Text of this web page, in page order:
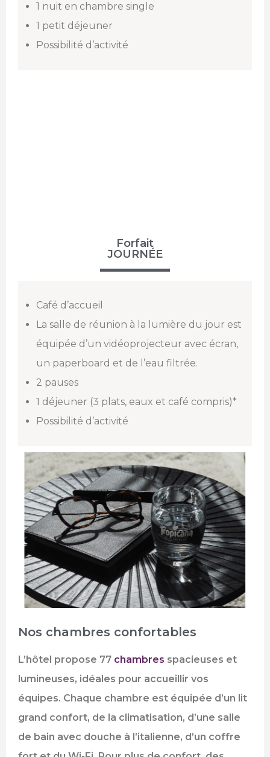
1 nuit en chambre single
1 petit déjeuner
Possibilité d’activité
Forfait
JOURNÉE
Café d’accueil
La salle de réunion à la lumière du jour est
équipée d’un vidéoprojecteur avec écran,
un paperboard et de l’eau filtrée.
2 pauses
1 déjeuner (3 plats, eaux et café compris)*
Possibilité d’activité
Nos chambres confortables
L’hôtel propose 77 chambres spacieuses et
lumineuses, idéales pour accueillir vos
équipes. Chaque chambre est équipée d’un lit
grand confort, de la climatisation, d’une salle
de bain avec douche à l’italienne, d’un coffre